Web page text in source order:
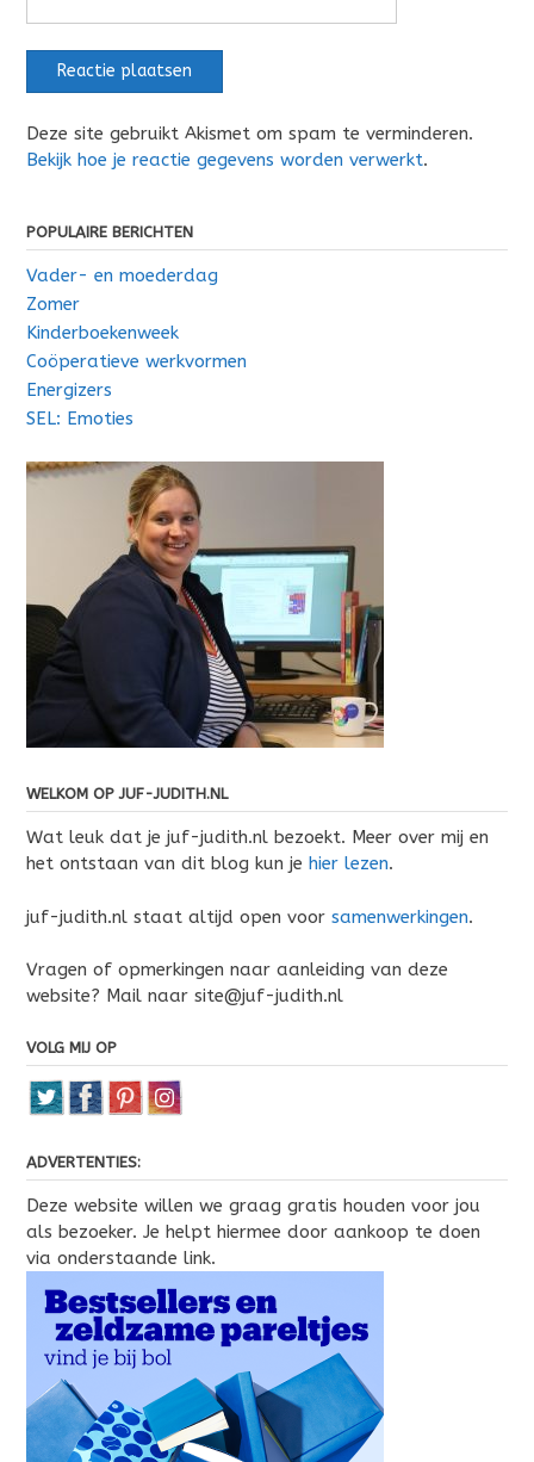
Deze site gebruikt Akismet om spam te verminderen.
Bekijk hoe je reactie gegevens worden verwerkt.
POPULAIRE BERICHTEN
Vader- en moederdag
Zomer
Kinderboekenweek
Coöperatieve werkvormen
Energizers
SEL: Emoties
WELKOM OP JUF-JUDITH.NL
Wat leuk dat je juf-judith.nl bezoekt. Meer over mij en
het ontstaan van dit blog kun je hier lezen.
juf-judith.nl staat altijd open voor samenwerkingen.
Vragen of opmerkingen naar aanleiding van deze
website? Mail naar site@juf-judith.nl
VOLG MIJ OP
ADVERTENTIES:
Deze website willen we graag gratis houden voor jou
als bezoeker. Je helpt hiermee door aankoop te doen
via onderstaande link.